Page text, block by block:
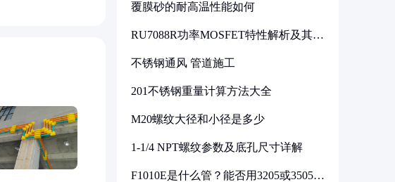
覆膜砂的耐高温性能如何
RU7088R功率MOSFET特性解析及其在
不锈钢通风 管道施工
201不锈钢重量计算方法大全
M20螺纹大径和小径是多少
1-1/4 NPT螺纹参数及底孔尺寸详解
F1010E是什么管？能否用3205或3505代